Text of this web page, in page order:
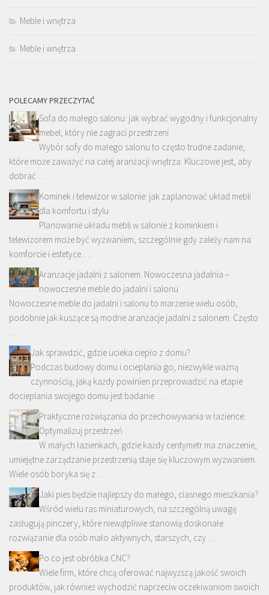
Meble i wnętrza
Meble i wnętrza
POLECAMY PRZECZYTAĆ
Sofa do małego salonu: jak wybrać wygodny i funkcjonalny
mebel, który nie zagraci przestrzeni
Wybór sofy do małego salonu to często trudne zadanie,
które może zaważyć na całej aranżacji wnętrza. Kluczowe jest, aby
dobrać …
Kominek i telewizor w salonie: jak zaplanować układ mebli
dla komfortu i stylu
Planowanie układu mebli w salonie z kominkiem i
telewizorem może być wyzwaniem, szczególnie gdy zależy nam na
komforcie i estetyce. …
Aranżacje jadalni z salonem. Nowoczesna jadalnia –
nowoczesne meble do jadalni i salonu
Nowoczesne meble do jadalni i salonu to marzenie wielu osób,
podobnie jak kuszące są modne aranżacje jadalni z salonem. Często
…
Jak sprawdzić, gdzie ucieka ciepło z domu?
Podczas budowy domu i ocieplania go, niezwykle ważną
czynnością, jaką każdy powinien przeprowadzić na etapie
docieplania swojego domu jest badanie …
Praktyczne rozwiązania do przechowywania w łazience:
Optymalizuj przestrzeń
W małych łazienkach, gdzie każdy centymetr ma znaczenie,
umiejętne zarządzanie przestrzenią staje się kluczowym wyzwaniem.
Wiele osób boryka się z …
Jaki pies będzie najlepszy do małego, ciasnego mieszkania?
Wśród wielu ras miniaturowych, na szczególną uwagę
zasługują pinczery, które niewątpliwie stanowią doskonałe
rozwiązanie dla osób mało aktywnych, starszych, czy …
Po co jest obróbka CNC?
Wiele firm, które chcą oferować najwyższą jakość swoich
produktów, jak również wychodzić naprzeciw oczekiwaniom swoich